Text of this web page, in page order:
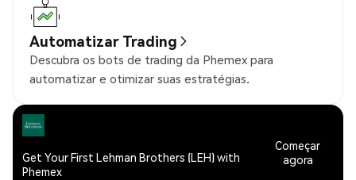
Automatizar Trading
Descubra os bots de trading da Phemex para
automatizar e otimizar suas estratégias.
Get Your First Lehman Brothers (LEH) with
Phemex
Começar
agora